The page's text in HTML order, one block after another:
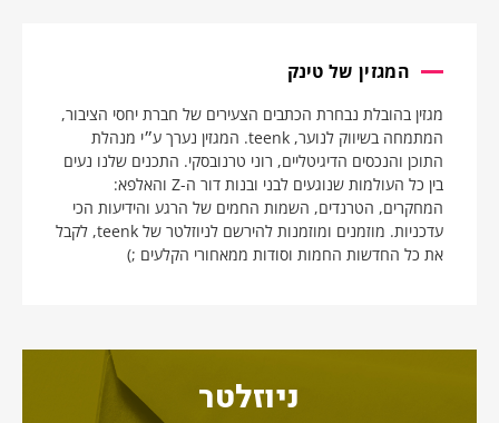
המגזין של טינק
מגזין בהובלת נבחרת הכתבים הצעירים של חברת יחסי הציבור,
המתמחה בשיווק לנוער, teenk. המגזין נערך ע״י מנהלת
התוכן והנכסים הדיגיטליים, רוני טרנובסקי. התכנים שלנו נעים
בין כל העולמות שנוגעים לבני ובנות דור ה-Z והאלפא:
המחקרים, הטרנדים, השמות החמים של הרגע והידיעות הכי
עדכניות. מוזמנים ומוזמנות להירשם לניוזלטר של teenk, לקבל
את כל החדשות החמות וסודות ממאחורי הקלעים ;)
ניוזלטר